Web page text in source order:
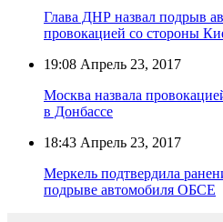
Глава ДНР назвал подрыв
провокацией со стороны
19:08 Апрель 23, 2017
Москва назвала
в Донбассе
18:43 Апрель 23, 2017
Меркель подтвердила
подрыве автомобиля ОБСЕ